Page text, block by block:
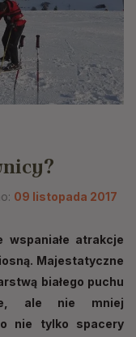
09 listopada 2017
wspaniałe atrakcje
Majestatyczne
białego puchu
ale nie mniej
nie tylko spacery